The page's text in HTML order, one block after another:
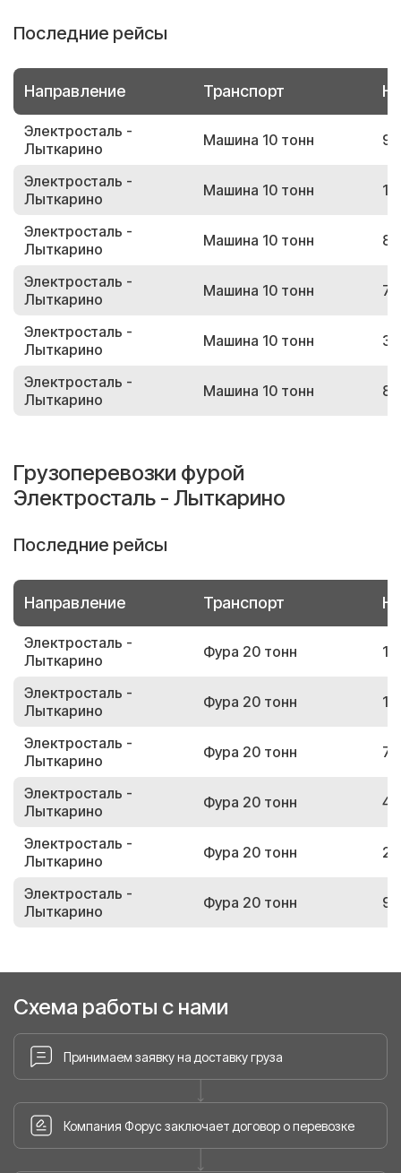
Последние рейсы
Направление Транспорт
Электросталь -
Лыткарино
Машина 10 тонн
Электросталь -
Лыткарино
Машина 10 тонн
Электросталь -
Лыткарино
Машина 10 тонн
Электросталь -
Лыткарино
Машина 10 тонн
Электросталь -
Лыткарино
Машина 10 тонн
Электросталь -
Лыткарино
Машина 10 тонн
Грузоперевозки фурой
Электросталь - Лыткарино
Последние рейсы
Направление Транспорт
Электросталь -
Лыткарино
Фура 20 тонн
Электросталь -
Лыткарино
Фура 20 тонн
Электросталь -
Лыткарино
Фура 20 тонн
Электросталь -
Лыткарино
Фура 20 тонн
Электросталь -
Лыткарино
Фура 20 тонн
Электросталь -
Лыткарино
Фура 20 тонн
Схема работы с нами
Принимаем заявку на доставку груза
Компания Форус заключает договор о перевозке